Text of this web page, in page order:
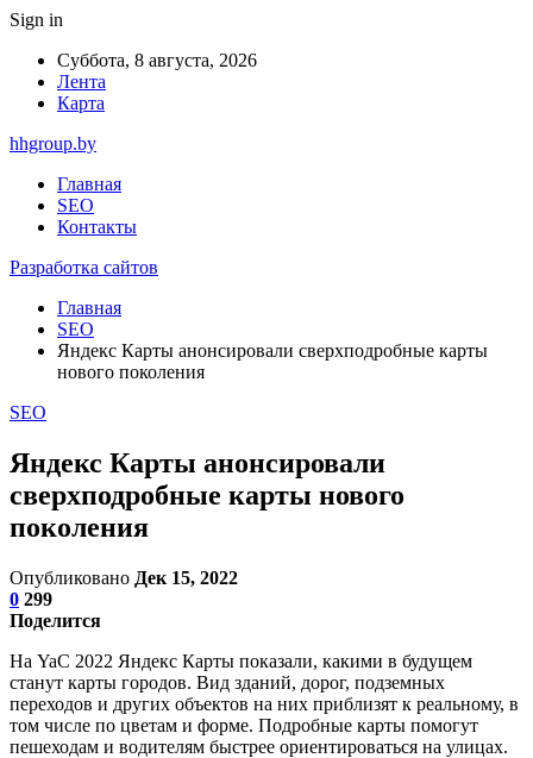
Sign in
Суббота, 8 августа, 2026
Лента
Карта
hhgroup.by
Главная
SEO
Контакты
Разработка сайтов
Главная
SEO
Яндекс Карты анонсировали сверхподробные карты
нового поколения
SEO
Яндекс Карты анонсировали
сверхподробные карты нового
поколения
Опубликовано Дек 15, 2022
0 299
Поделится
На YaC 2022 Яндекс Карты показали, какими в будущем
станут карты городов. Вид зданий, дорог, подземных
переходов и других объектов на них приблизят к реальному, в
том числе по цветам и форме. Подробные карты помогут
пешеходам и водителям быстрее ориентироваться на улицах.